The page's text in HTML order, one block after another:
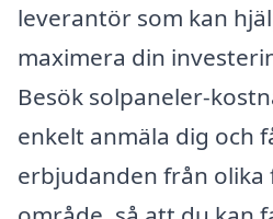
leverantör som kan
maximera din
Besök solpaneler-
enkelt anmäla dig och
erbjudanden från